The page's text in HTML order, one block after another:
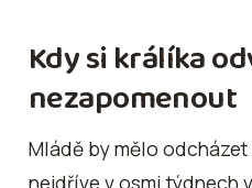
Kdy si králíka
nezapomenout
Mládě by mělo
nejdříve v osmi týdnech